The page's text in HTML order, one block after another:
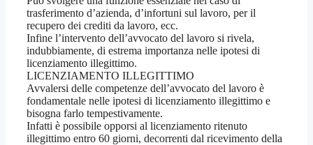
trasferimento d’azienda, d’infortuni sul lavoro, per il
recupero dei crediti da lavoro, ecc.
Infine l’intervento dell’avvocato del lavoro si rivela,
indubbiamente, di estrema importanza nelle ipotesi di
licenziamento illegittimo.
LICENZIAMENTO ILLEGITTIMO
Avvalersi delle competenze dell’avvocato del lavoro è
fondamentale nelle ipotesi di licenziamento illegittimo e
bisogna farlo tempestivamente.
Infatti è possibile opporsi al licenziamento ritenuto
illegittimo entro 60 giorni, decorrenti dal ricevimento della